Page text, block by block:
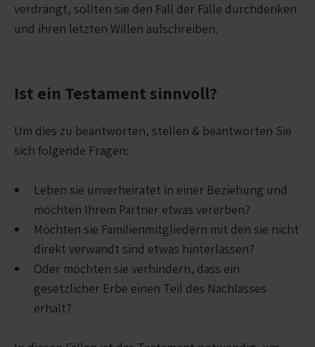
verdrängt, sollten sie den Fall der Fälle durchdenken
und ihren letzten Willen aufschreiben.
Ist ein Testament sinnvoll?
Um dies zu beantworten, stellen & beantworten Sie
sich folgende Fragen:
Leben sie unverheiratet in einer Beziehung und
möchten Ihrem Partner etwas vererben?
Möchten sie Familienmitgliedern mit den sie nicht
direkt verwandt sind etwas hinterlassen?
Oder möchten sie verhindern, dass ein
gesetzlicher Erbe einen Teil des Nachlasses
erhält?